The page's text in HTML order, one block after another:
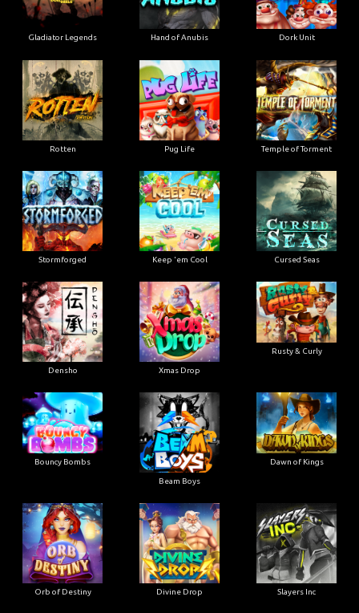
Gladiator Legends Hand of Anubis Dork Unit
Rotten Pug Life Temple of Torment
Stormforged Keep 'em Cool Cursed Seas
Densho Xmas Drop
Rusty & Curly
Bouncy Bombs
Beam Boys
Dawn of Kings
Orb of Destiny Divine Drop Slayers Inc